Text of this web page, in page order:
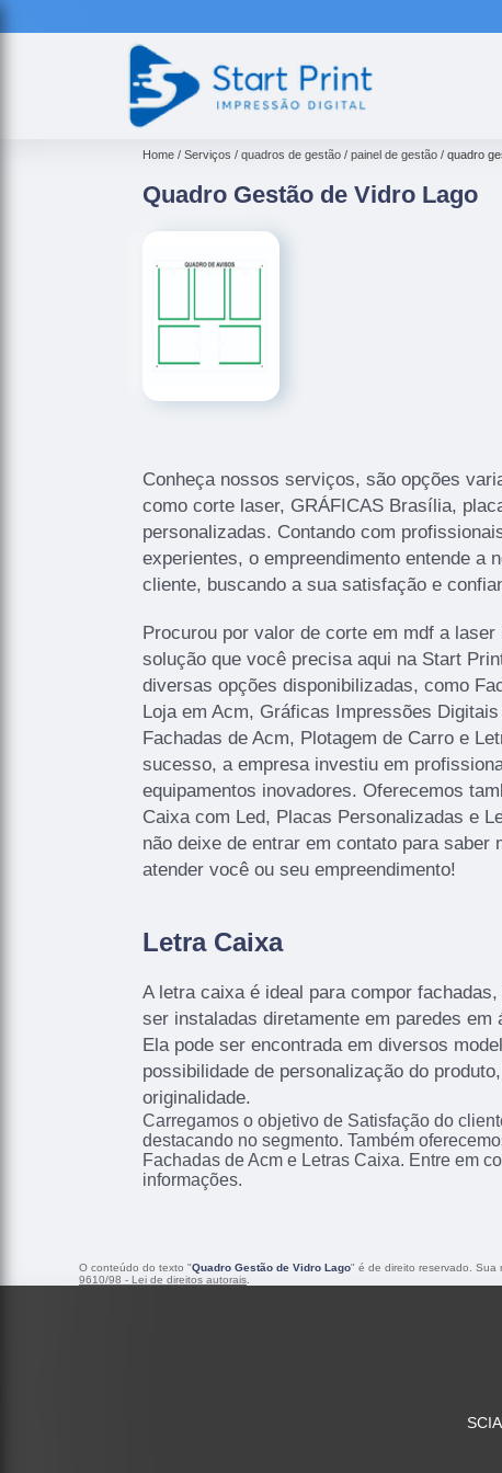
Home Serviços quadros de gestão painel de gestão quadro
Quadro Gestão de Vidro Lago
Conheça nossos serviços, são opções
como corte laser, GRÁFICAS Brasília,
personalizadas. Contando com
experientes, o empreendimento entende a
cliente, buscando a sua satisfação e
Procurou por valor de corte em mdf a
solução que você precisa aqui na Start
diversas opções disponibilizadas, como
Loja em Acm, Gráficas Impressões
Fachadas de Acm, Plotagem de Carro e
sucesso, a empresa investiu em
equipamentos inovadores. Oferecemos
Caixa com Led, Placas Personalizadas e
não deixe de entrar em contato para saber
atender você ou seu empreendimento!
Letra Caixa
A letra caixa é ideal para compor
ser instaladas diretamente em paredes em
Ela pode ser encontrada em diversos
possibilidade de personalização do
originalidade.
Carregamos o objetivo de Satisfação do
destacando no segmento. Também
Fachadas de Acm e Letras Caixa. Entre em
informações.
O conteúdo do texto "Quadro Gestão de Vidro Lago" é de direito reservado. Sua
9610/98 - Lei de direitos autorais